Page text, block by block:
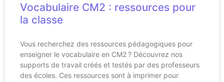
Vocabulaire CM2 : ressources pour
la classe
Vous recherchez des ressources pédagogiques pour
enseigner le vocabulaire en CM2 ? Découvrez nos
supports de travail créés et testés par des professeurs
des écoles. Ces ressources sont à imprimer pour